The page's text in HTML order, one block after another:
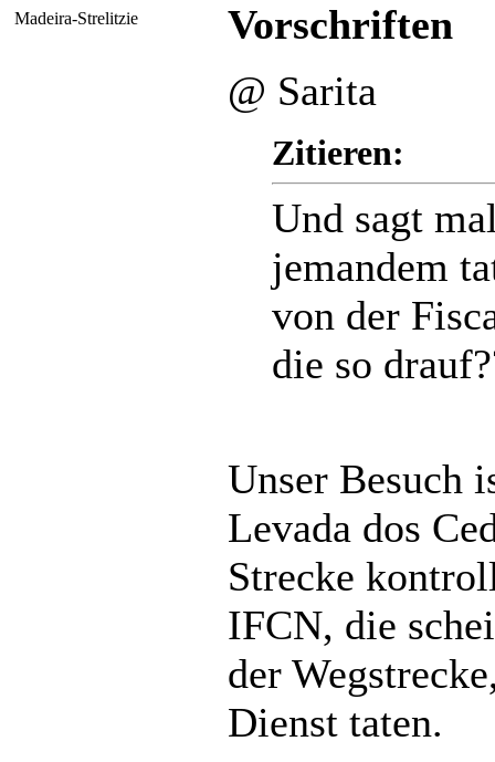
Madeira-Strelitzie
Vorschriften
@ Sarita
Zitieren:
Und sagt
jemandem
von der
die so
Unser Besuch
Levada dos
Strecke
IFCN, die
der
Dienst taten.